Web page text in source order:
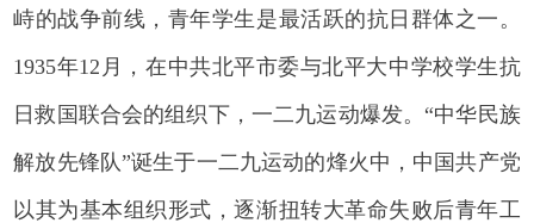
峙的战争前线，青年学生是最活跃的抗日群体之一。
1935年12月，在中共北平市委与北平大中学校学生抗
日救国联合会的组织下，一二九运动爆发。“中华民族
解放先锋队”诞生于一二九运动的烽火中，中国共产党
以其为基本组织形式，逐渐扭转大革命失败后青年工